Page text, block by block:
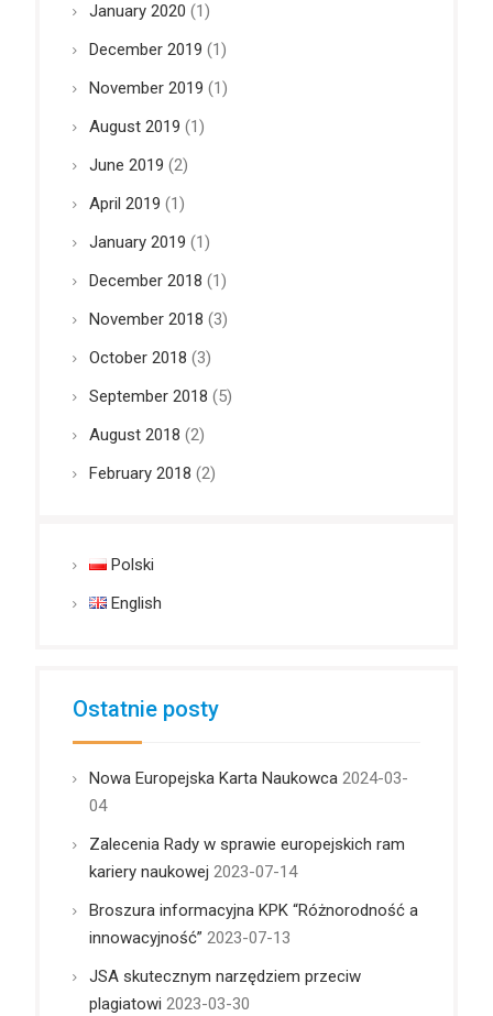
January 2020 (1)
December 2019 (1)
November 2019 (1)
August 2019 (1)
June 2019 (2)
April 2019 (1)
January 2019 (1)
December 2018 (1)
November 2018 (3)
October 2018 (3)
September 2018 (5)
August 2018 (2)
February 2018 (2)
Polski
English
Ostatnie posty
Nowa Europejska Karta Naukowca 2024-03-
04
Zalecenia Rady w sprawie europejskich ram
kariery naukowej 2023-07-14
Broszura informacyjna KPK “Różnorodność a
innowacyjność” 2023-07-13
JSA skutecznym narzędziem przeciw
plagiatowi 2023-03-30